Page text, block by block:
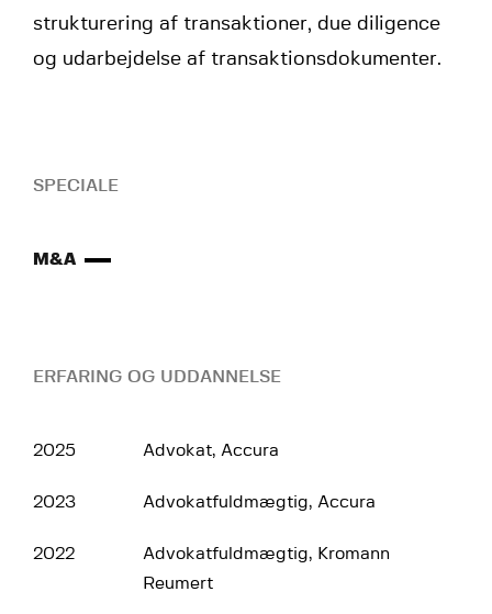
strukturering af transaktioner, due diligence
og udarbejdelse af transaktionsdokumenter.
SPECIALE
M&A
ERFARING OG UDDANNELSE
2025 Advokat, Accura
2023 Advokatfuldmægtig, Accura
2022
Advokatfuldmægtig, Kromann
Reumert